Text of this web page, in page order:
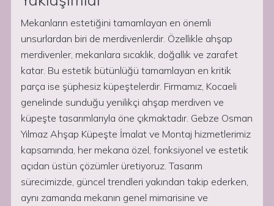
Mekanların estetiğini tamamlayan en önemli
unsurlardan biri de merdivenlerdir. Özellikle ahşap
merdivenler, mekanlara sıcaklık, doğallık ve zarafet
katar. Bu estetik bütünlüğü tamamlayan en kritik
parça ise şüphesiz küpeştelerdir. Firmamız, Kocaeli
genelinde sunduğu yenilikçi ahşap merdiven ve
küpeşte tasarımlarıyla öne çıkmaktadır. Gebze Osman
Yılmaz Ahşap Küpeşte İmalat ve Montaj hizmetlerimiz
kapsamında, her mekana özel, fonksiyonel ve estetik
açıdan üstün çözümler üretiyoruz. Tasarım
sürecimizde, güncel trendleri yakından takip ederken,
aynı zamanda mekanın genel mimarisine ve